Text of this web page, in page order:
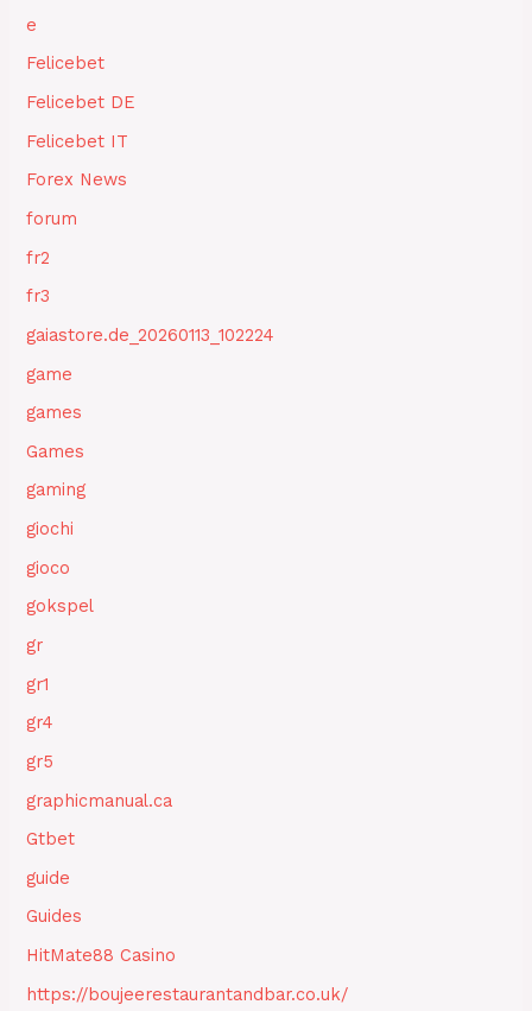
e
Felicebet
Felicebet DE
Felicebet IT
Forex News
forum
fr2
fr3
gaiastore.de_20260113_102224
game
games
Games
gaming
giochi
gioco
gokspel
gr
gr1
gr4
gr5
graphicmanual.ca
Gtbet
guide
Guides
HitMate88 Casino
https://boujeerestaurantandbar.co.uk/